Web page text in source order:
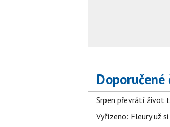
Doporučené
Srpen převrátí život
Vyřízeno: Fleury už